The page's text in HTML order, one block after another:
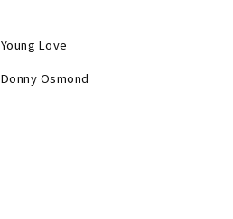
Young Love
Donny Osmond